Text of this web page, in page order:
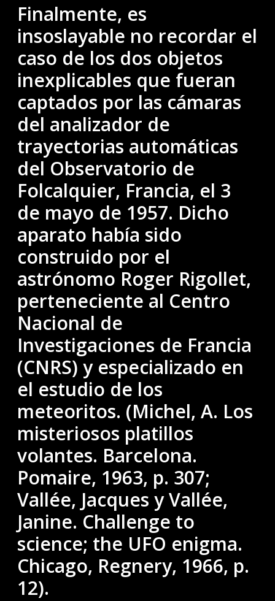
Finalmente, es
insoslayable no recordar el
caso de los dos objetos
inexplicables que fueran
captados por las cámaras
del analizador de
trayectorias automáticas
del Observatorio de
Folcalquier, Francia, el 3
de mayo de 1957. Dicho
aparato había sido
construido por el
astrónomo Roger Rigollet,
perteneciente al Centro
Nacional de
Investigaciones de Francia
(CNRS) y especializado en
el estudio de los
meteoritos. (Michel, A. Los
misteriosos platillos
volantes. Barcelona.
Pomaire, 1963, p. 307;
Vallée, Jacques y Vallée,
Janine. Challenge to
science; the UFO enigma.
Chicago, Regnery, 1966, p.
12).